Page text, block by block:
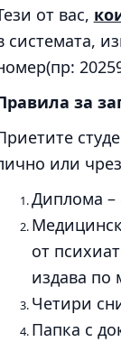
от вас,
системата,
за
или
Диплома –
от
издава по
Четири
Папка с